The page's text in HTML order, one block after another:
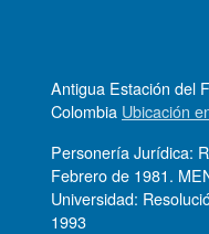
Antigua Estación del
Colombia Ubicación
Personería Jurídica:
Febrero de 1981.
Universidad:
1993